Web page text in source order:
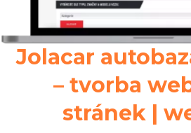
Jolacar
– tvorba
stránek |